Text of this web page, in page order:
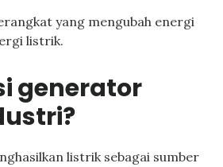
yang mengubah energi
listrik.
generator
listrik sebagai sumber